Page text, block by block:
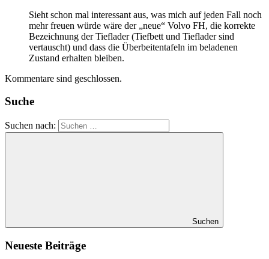
Sieht schon mal interessant aus, was mich auf jeden Fall noch
mehr freuen würde wäre der „neue“ Volvo FH, die korrekte
Bezeichnung der Tieflader (Tiefbett und Tieflader sind
vertauscht) und dass die Überbeitentafeln im beladenen
Zustand erhalten bleiben.
Kommentare sind geschlossen.
Suche
Suchen nach:
Suchen
Neueste Beiträge